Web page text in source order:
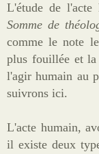
L'étude de
Somme de
comme le note
plus fouillée et
l'agir humain au
suivrons ici.
L'acte humain,
il existe deux